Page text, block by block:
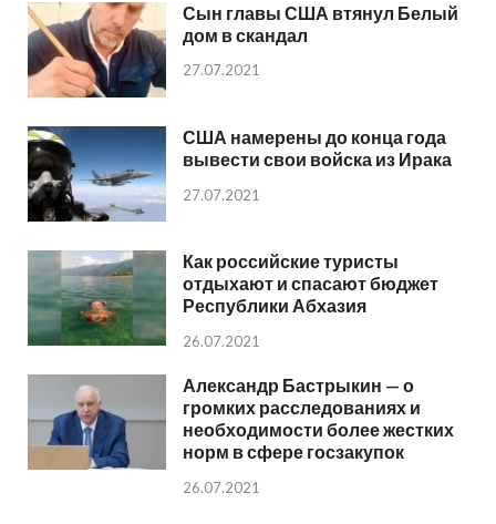
Сын главы США втянул Белый
дом в скандал
27.07.2021
США намерены до конца года
вывести свои войска из Ирака
27.07.2021
Как российские туристы
отдыхают и спасают бюджет
Республики Абхазия
26.07.2021
Александр Бастрыкин — о
громких расследованиях и
необходимости более жестких
норм в сфере госзакупок
26.07.2021